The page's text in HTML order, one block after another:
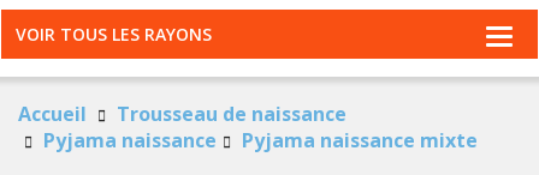
VOIR TOUS LES RAYONS
Accueil
Trousseau de naissance
Pyjama naissance
Pyjama naissance mixte